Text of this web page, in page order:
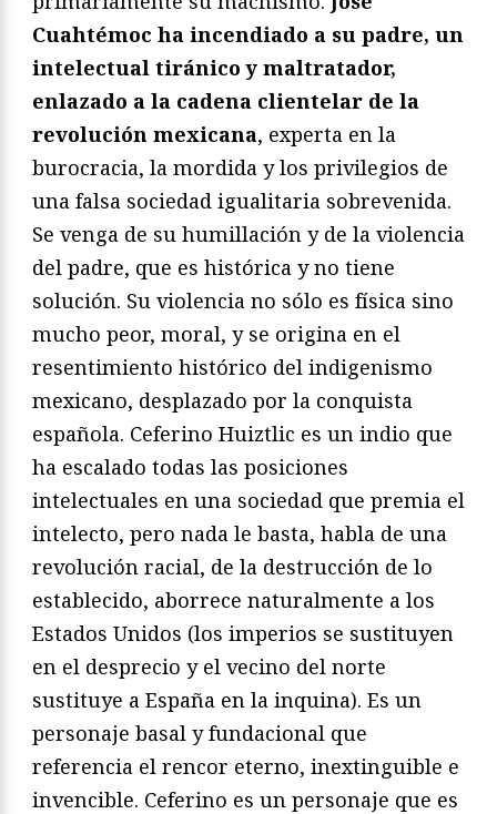
Cuahtémoc ha incendiado a su padre, un
intelectual tiránico y maltratador,
enlazado a la cadena clientelar de la
revolución mexicana, experta en la
burocracia, la mordida y los privilegios de
una falsa sociedad igualitaria sobrevenida.
Se venga de su humillación y de la violencia
del padre, que es histórica y no tiene
solución. Su violencia no sólo es física sino
mucho peor, moral, y se origina en el
resentimiento histórico del indigenismo
mexicano, desplazado por la conquista
española. Ceferino Huiztlic es un indio que
ha escalado todas las posiciones
intelectuales en una sociedad que premia el
intelecto, pero nada le basta, habla de una
revolución racial, de la destrucción de lo
establecido, aborrece naturalmente a los
Estados Unidos (los imperios se sustituyen
en el desprecio y el vecino del norte
sustituye a España en la inquina). Es un
personaje basal y fundacional que
referencia el rencor eterno, inextinguible e
invencible. Ceferino es un personaje que es